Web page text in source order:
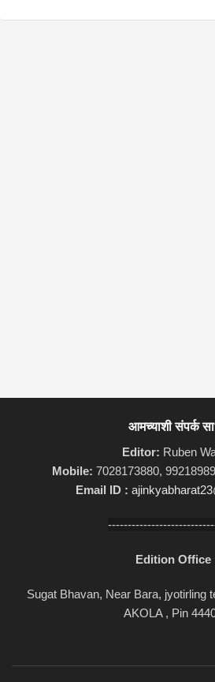
आमच्याशी संपर्क
Editor: Ruben
Mobile: 7028173880,
Email ID :
Edition Office
Sugat Bhavan, Near Bara, jyotirling
AKOLA , Pin